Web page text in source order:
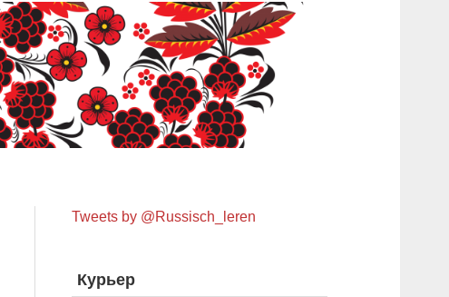
Tweets by @Russisch_leren
Курьер